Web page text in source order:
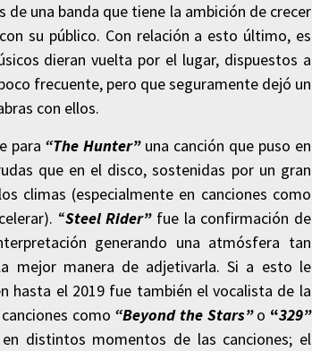
una banda que tiene la ambición de crecer
su público. Con relación a esto último, es
dieran vuelta por el lugar, dispuestos a
frecuente, pero que seguramente dejó un
con ellos.
para “The Hunter” una canción que puso en
que en el disco, sostenidas por un gran
climas (especialmente en canciones como
“Steel Rider”fue la confirmación de
generando una atmósfera tan
mejor manera de adjetivarla. Si a esto le
hasta el 2019 fue también el vocalista de la
como “Beyond the Stars” o “329”
distintos momentos de las canciones; el